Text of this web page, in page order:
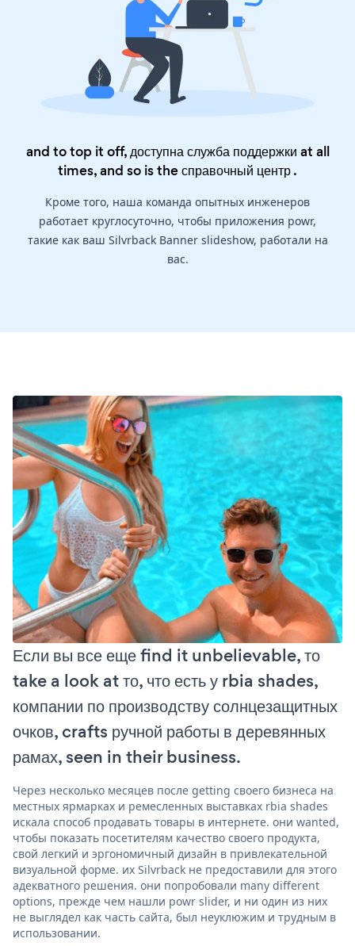
and to top it off, доступна служба поддержки at all
times, and so is theсправочный центр.
Кроме того, наша команда опытных инженеров
работает круглосуточно, чтобы приложения powr,
такие как ваш Silvrback Banner slideshow, работали на
вас.
Если вы все еще find it unbelievable, то
take a look at то, что есть у rbia shades,
компании по производству солнцезащитных
очков, crafts ручной работы в деревянных
рамах, seen in their business.
Через несколько месяцев после getting своего бизнеса на
местных ярмарках и ремесленных выставках rbia shades
искала способ продавать товары в интернете. они wanted,
чтобы показать посетителям качество своего продукта,
свой легкий и эргономичный дизайн в привлекательной
визуальной форме. их Silvrback не предоставили для этого
адекватного решения. они попробовали many different
options, прежде чем нашли powr slider, и ни один из них
не выглядел как часть сайта, был неуклюжим и трудным в
использовании.